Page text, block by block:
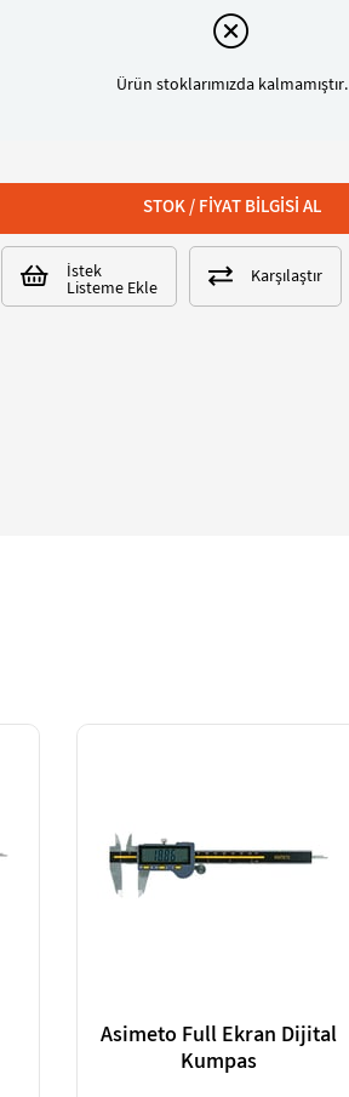
Ürün stoklarımızda kalmamıştır.
İstek
Listeme Ekle Karşılaştır
Asimeto Full Ekran Dijital
Kumpas